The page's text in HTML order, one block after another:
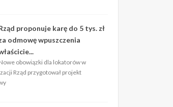
proponuje karę do 5 tys. zł
odmowę wpuszczenia
obowiązki dla lokatorów w
Rząd przygotował projekt